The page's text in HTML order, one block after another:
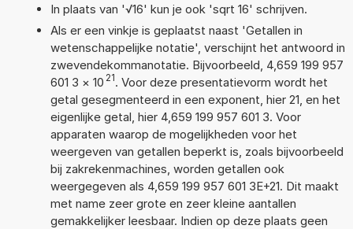
In plaats van '√16' kun je ook 'sqrt 16' schrijven.
Als er een vinkje is geplaatst naast 'Getallen in
wetenschappelijke notatie', verschijnt het antwoord in
zwevendekommanotatie. Bijvoorbeeld, 4,659 199 957
601 3 × 10 21. Voor deze presentatievorm wordt het
getal gesegmenteerd in een exponent, hier 21, en het
eigenlijke getal, hier 4,659 199 957 601 3. Voor
apparaten waarop de mogelijkheden voor het
weergeven van getallen beperkt is, zoals bijvoorbeeld
bij zakrekenmachines, worden getallen ook
weergegeven als 4,659 199 957 601 3E+21. Dit maakt
met name zeer grote en zeer kleine aantallen
gemakkelijker leesbaar. Indien op deze plaats geen